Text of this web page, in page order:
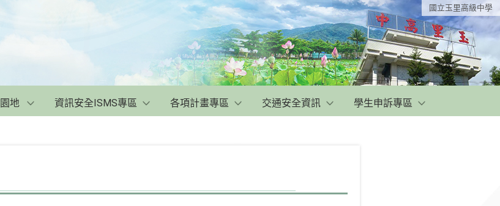
國立玉里高級中學
地 資訊安全ISMS專區 各項計畫專區 交通安全資訊 學生申訴專區